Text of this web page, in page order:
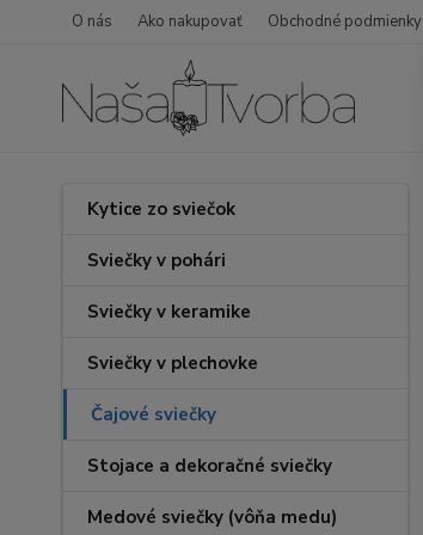
O nás Ako nakupovať Obchodné podmienky
Kytice zo sviečok
Sviečky v pohári
Sviečky v keramike
Sviečky v plechovke
Čajové sviečky
Stojace a dekoračné sviečky
Medové sviečky (vôňa medu)